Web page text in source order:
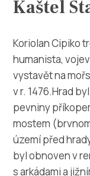
Info
Multimédia
Safe in
cs
Kaštel
Koriolan Cipiko
humanista,
vystavět na
v r. 1476.Hrad
pevniny
mostem
území před
byl obnoven v
s arkádami a